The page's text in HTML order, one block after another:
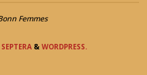
Femmes
SEPTERA & WORDPRESS.